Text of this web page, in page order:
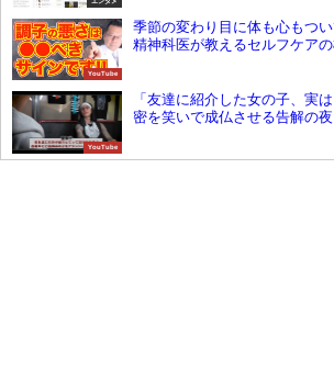
エンタメ
YouTube
季節の変わり目に体も心もつい
精神科医が教えるセルフケア
YouTube
「友達に紹介した女の子、実
密を笑いで成仏させる告解の夜